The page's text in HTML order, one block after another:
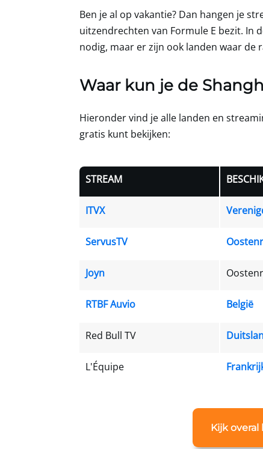
Ben je al op vakantie? Dan hangen je
uitzendrechten van Formule E bezit. In
nodig, maar er zijn ook landen waar de
Waar kun je de
Hieronder vind je alle landen en
gratis kunt bekijken:
STREAM
ITVX
ServusTV
Joyn
RTBF Auvio België
Red Bull TV
L'Équipe
Kijk overal